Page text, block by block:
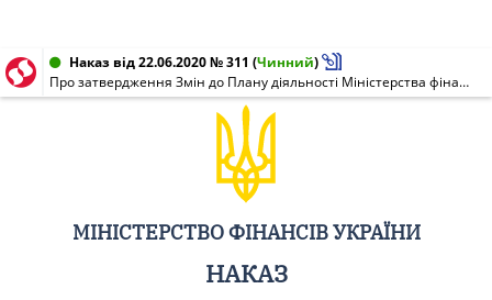
Наказ від 22.06.2020 № 311 (Чинний)
Про затвердження Змін до Плану діяльності Міністерства фінансів України з підготовки проектів регуляторних актів на 2020 рік
МІНІСТЕРСТВО ФІНАНСІВ УКРАЇНИ
НАКАЗ